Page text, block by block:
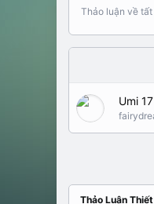
Thảo luận về
Umi
Thảo Luận